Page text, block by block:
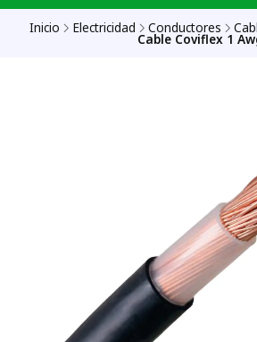
Inicio Electricidad Conductores
Cable Coviflex 1